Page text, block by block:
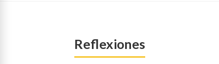
Reflexiones